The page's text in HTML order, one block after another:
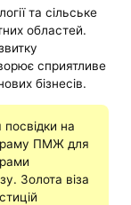
та сільське
областей.
сприятливе
бізнесів.
посвідки на
ПМЖ для
Золота віза